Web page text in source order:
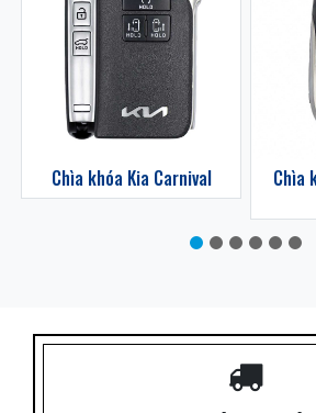
Chìa khóa Kia Carnival Chìa